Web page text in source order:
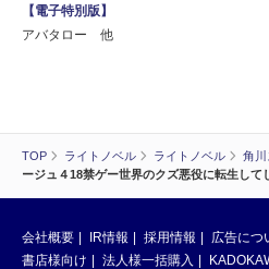
TOP ライトノベル ライトノベル 角川
ージュ４18禁ゲー世界のクズ悪役に転生し
【電子特別版】
アバタロー 他
会社概要 IR情報 採用情報 広告につ
書店様向け
法人様一括購入